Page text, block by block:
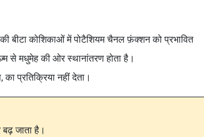
बीटा कोशिकाओं में पोटैशियम चैनल फ़ंक्शन को प्रभावित
से मधुमेह की ओर स्थानांतरण होता है।
प्रतिक्रिया नहीं देता।
जाता है।